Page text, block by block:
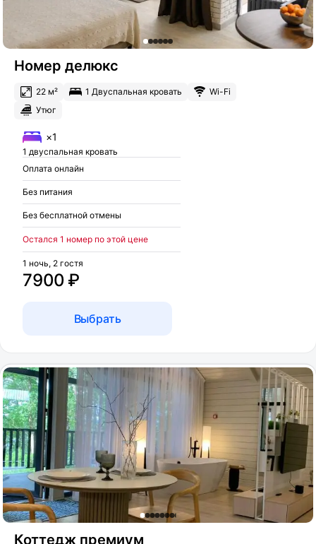
Номер делюкс
22 м² 1 Двуспальная кровать
Wi-Fi
Утюг
×1
1 двуспальная кровать
Оплата онлайн
Без питания
Без бесплатной отмены
Остался 1 номер по этой цене
7900 ₽
1 ночь, 2 гостя
Выбрать
Коттедж премиум